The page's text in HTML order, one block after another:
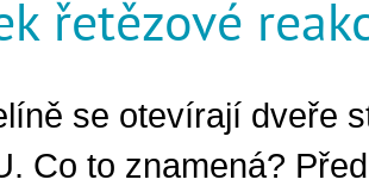
řetězové
se otevírají dveře
Co to znamená?